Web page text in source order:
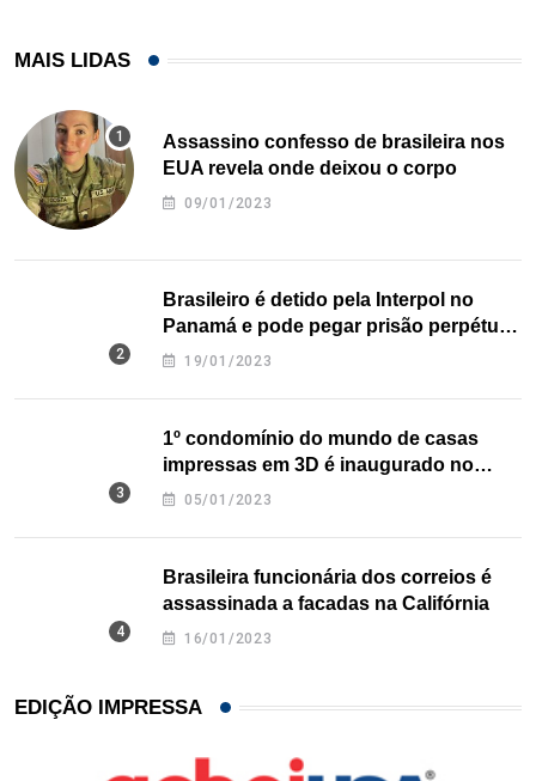
MAIS LIDAS
Assassino confesso de brasileira nos
EUA revela onde deixou o corpo
09/01/2023
Brasileiro é detido pela Interpol no
Panamá e pode pegar prisão perpétua
nos EUA
19/01/2023
1º condomínio do mundo de casas
impressas em 3D é inaugurado no
Texas
05/01/2023
Brasileira funcionária dos correios é
assassinada a facadas na Califórnia
16/01/2023
EDIÇÃO IMPRESSA